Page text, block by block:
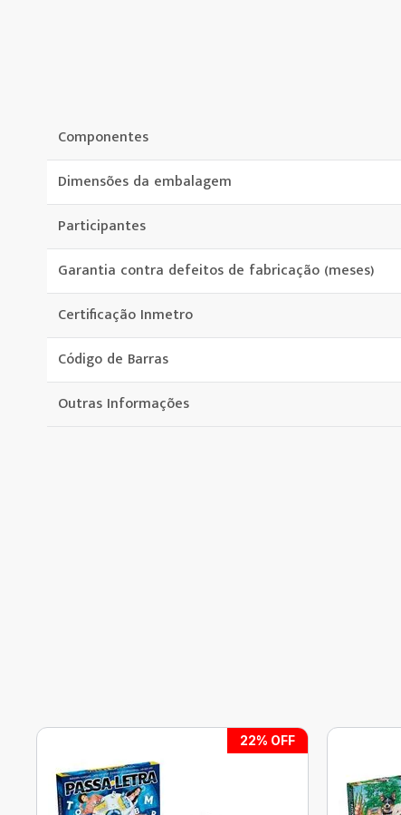
Componentes
Dimensões da embalagem
Participantes
Garantia contra defeitos de fabricação (meses)
Certificação Inmetro
Código de Barras
Outras Informações
22% OFF